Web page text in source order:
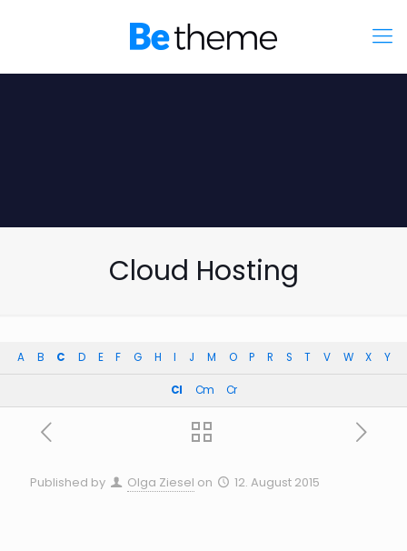
Cloud Hosting
A B C D E F G H I J M O P R S T V W X Y
Cl Cm Cr
Published by Olga Ziesel on 12. August 2015